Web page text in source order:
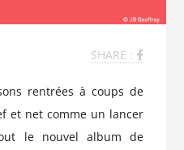
SHARE :
rentrées à coups de
et net comme un lancer
le nouvel album de